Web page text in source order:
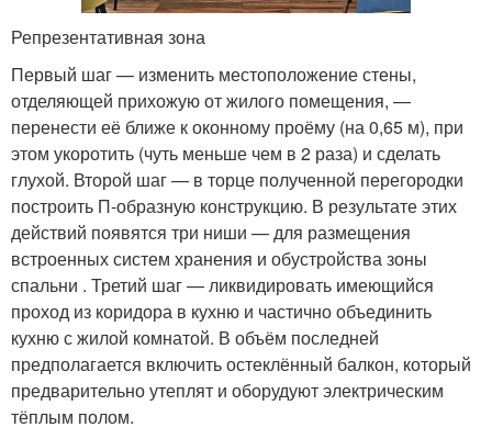
Репрезентативная зона
Первый шаг — изменить местоположение стены,
отделяющей прихожую от жилого помещения, —
перенести её ближе к оконному проёму (на 0,65 м), при
этом укоротить (чуть меньше чем в 2 раза) и сделать
глухой. Второй шаг — в торце полученной перегородки
построить П-образную конструкцию. В результате этих
действий появятся три ниши — для размещения
встроенных систем хранения и обустройства зоны
спальни . Третий шаг — ликвидировать имеющийся
проход из коридора в кухню и частично объединить
кухню с жилой комнатой. В объём последней
предполагается включить остеклённый балкон, который
предварительно утеп­лят и оборудуют электрическим
тёплым полом.